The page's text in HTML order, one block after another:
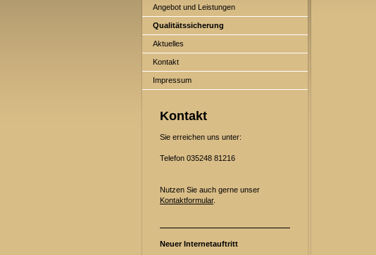
Angebot und Leistungen
Qualitätssicherung
Aktuelles
Kontakt
Impressum
Kontakt
Sie erreichen uns unter:
Telefon 035248 81216
Nutzen Sie auch gerne unser
Kontaktformular.
Neuer Internetauftritt